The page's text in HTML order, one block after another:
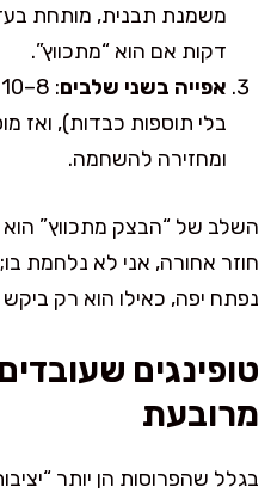
דקות אם הוא “מתכווץ”.
אפייה בשני שלבים
בלי תוספות כבדות), ואז
ומחזירה להשחמה.
השלב של “הבצק מתכווץ” הוא
חוזר אחורה, אני לא נלחמת בו;
נפתח יפה, כאילו הוא רק
טופינגים
מרובעת
בגלל שהפרוסות הן יותר